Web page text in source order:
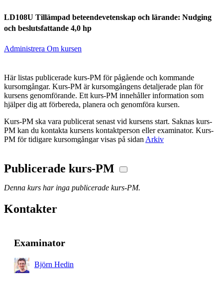
LD108U Tillämpad beteendevetenskap och lärande: Nudging
och beslutsfattande 4,0 hp
Administrera Om kursen
Här listas publicerade kurs-PM för pågående och kommande
kursomgångar. Kurs-PM är kursomgångens detaljerade plan för
kursens genomförande. Ett kurs-PM innehåller information som
hjälper dig att förbereda, planera och genomföra kursen.
Kurs-PM ska vara publicerat senast vid kursens start. Saknas kurs-
PM kan du kontakta kursens kontaktperson eller examinator. Kurs-
PM för tidigare kursomgångar visas på sidan Arkiv
Publicerade kurs-PM
Denna kurs har inga publicerade kurs-PM.
Kontakter
Examinator
Björn Hedin